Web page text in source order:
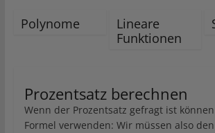
Polynome
Lineare
Funktionen
Prozentsatz berechnen
Wenn der Prozentsatz gefragt ist
Formel verwenden: Wir müssen also